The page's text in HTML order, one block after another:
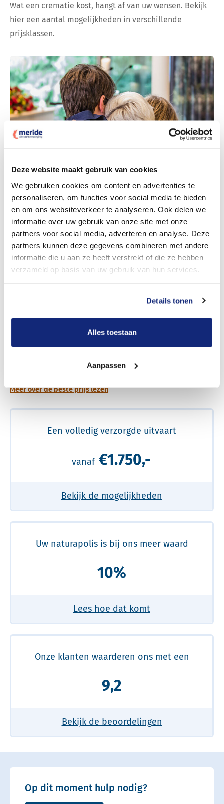
Deze website maakt gebruik van cookies
We gebruiken cookies om content en advertenties te
personaliseren, om functies voor social media te bieden
en om ons websiteverkeer te analyseren. Ook delen we
informatie over uw gebruik van onze site met onze
partners voor social media, adverteren en analyse. Deze
partners kunnen deze gegevens combineren met andere
informatie die u aan ze heeft verstrekt of die ze hebben
verzameld op basis van uw gebruik van hun services.
Details tonen
Alles toestaan
Aanpassen
Wat een crematie kost, hangt af van uw wensen. Bekijk
hier een aantal mogelijkheden in verschillende
prijsklassen.
Dit kost een crematie
Bekijk tarieven voor crematie
Bekijk tarieven voor begrafenis
Meer over de beste prijs lezen
Een volledig verzorgde uitvaart
vanaf €1.750,-
Bekijk de mogelijkheden
Uw naturapolis is bij ons meer waard
10%
Lees hoe dat komt
Onze klanten waarderen ons met een
9,2
Bekijk de beoordelingen
Op dit moment hulp nodig?